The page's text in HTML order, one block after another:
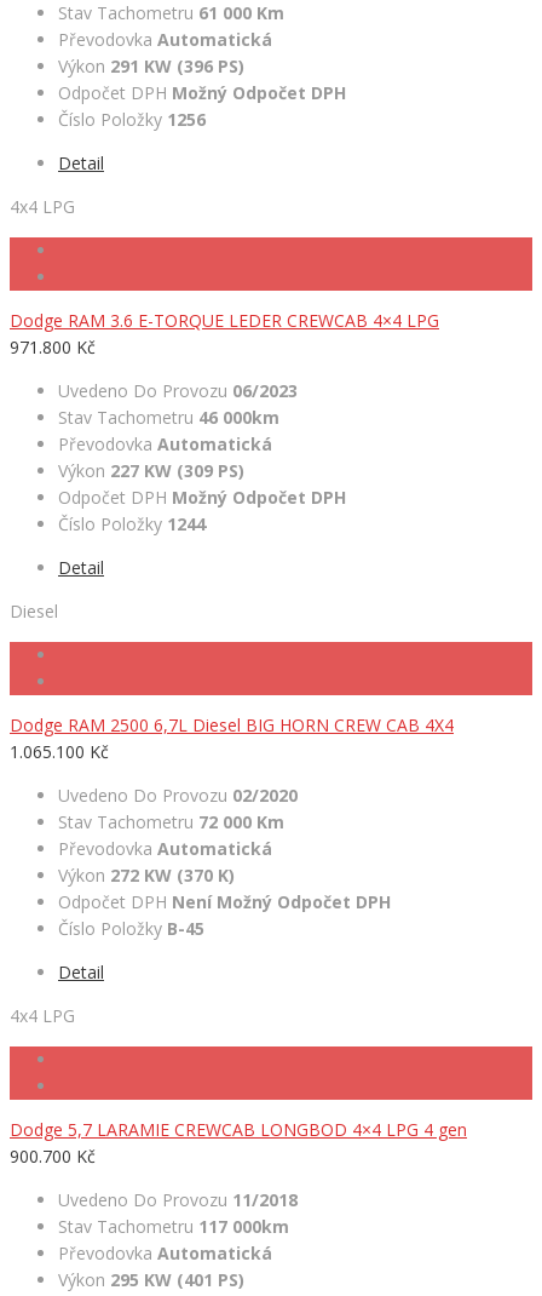
Stav Tachometru 61 000 Km
Převodovka Automatická
Výkon 291 KW (396 PS)
Odpočet DPH Možný Odpočet DPH
Číslo Položky 1256
Detail
4x4 LPG
Dodge RAM 3.6 E-TORQUE LEDER CREWCAB 4×4 LPG
971.800 Kč
Uvedeno Do Provozu 06/2023
Stav Tachometru 46 000km
Převodovka Automatická
Výkon 227 KW (309 PS)
Odpočet DPH Možný Odpočet DPH
Číslo Položky 1244
Detail
Diesel
Dodge RAM 2500 6,7L Diesel BIG HORN CREW CAB 4X4
1.065.100 Kč
Uvedeno Do Provozu 02/2020
Stav Tachometru 72 000 Km
Převodovka Automatická
Výkon 272 KW (370 K)
Odpočet DPH Není Možný Odpočet DPH
Číslo Položky B-45
Detail
4x4 LPG
Dodge 5,7 LARAMIE CREWCAB LONGBOD 4×4 LPG 4 gen
900.700 Kč
Uvedeno Do Provozu 11/2018
Stav Tachometru 117 000km
Převodovka Automatická
Výkon 295 KW (401 PS)